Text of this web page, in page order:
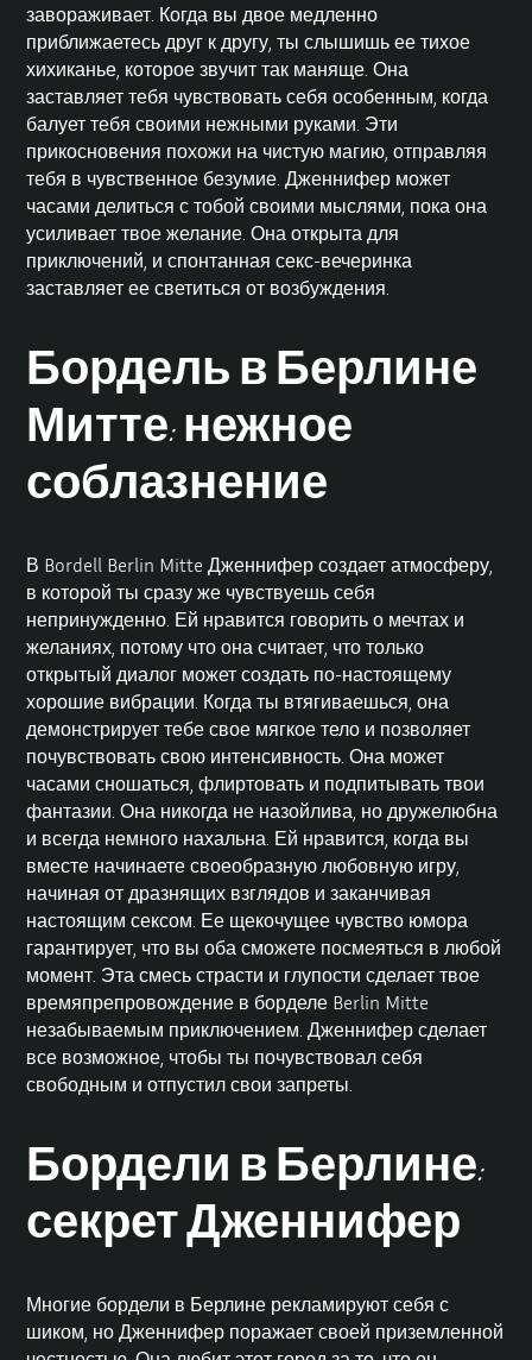
завораживает. Когда вы двое медленно
приближаетесь друг к другу, ты слышишь ее тихое
хихиканье, которое звучит так маняще. Она
заставляет тебя чувствовать себя особенным, когда
балует тебя своими нежными руками. Эти
прикосновения похожи на чистую магию, отправляя
тебя в чувственное безумие. Дженнифер может
часами делиться с тобой своими мыслями, пока она
усиливает твое желание. Она открыта для
приключений, и спонтаннаясекс-вечеринка
заставляет ее светиться от возбуждения.
Бордель в Берлине
Митте: нежное
соблазнение
В Bordell Berlin Mitte Дженнифер создает атмосферу,
в которой ты сразу же чувствуешь себя
непринужденно. Ей нравится говорить о мечтах и
желаниях, потому что она считает, что только
открытый диалог может создать по-настоящему
хорошие вибрации. Когда ты втягиваешься, она
демонстрирует тебе свое мягкое тело и позволяет
почувствовать свою интенсивность. Она может
часами сношаться, флиртовать и подпитывать твои
фантазии. Она никогда не назойлива, но дружелюбна
и всегда немного нахальна. Ей нравится, когда вы
вместе начинаете своеобразную любовную игру,
начиная от дразнящих взглядов и заканчивая
настоящим сексом. Ее щекочущее чувство юмора
гарантирует, что вы оба сможете посмеяться в любой
момент. Эта смесь страсти и глупости сделает твое
времяпрепровождение в борделе Berlin Mitte
незабываемым приключением. Дженнифер сделает
все возможное, чтобы ты почувствовал себя
свободным и отпустил свои запреты.
Бордели в Берлине:
секрет Дженнифер
Многие бордели в Берлине рекламируют себя с
шиком, но Дженнифер поражает своей приземленной